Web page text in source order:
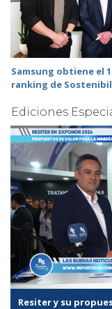
Samsung obtiene el
ranking de
Ediciones
Resiter y su